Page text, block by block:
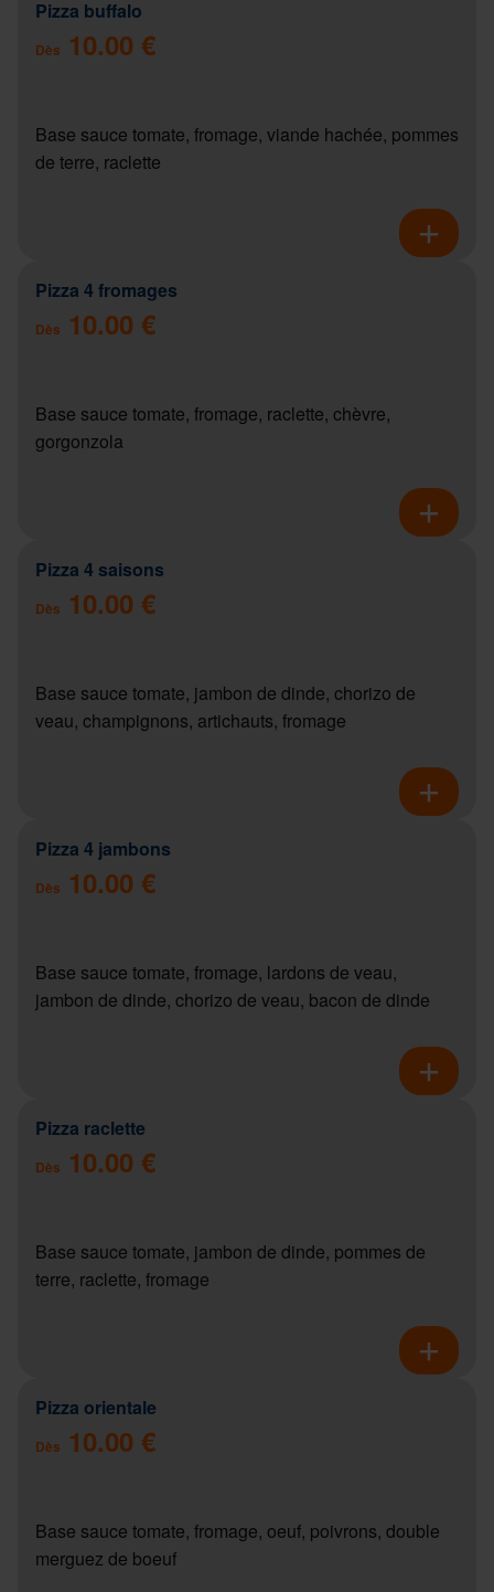
Pizza buffalo
Dès 10.00 €
Base sauce tomate, fromage, viande hachée, pommes
de terre, raclette
Pizza 4 fromages
Dès 10.00 €
Base sauce tomate, fromage, raclette, chèvre,
gorgonzola
Pizza 4 saisons
Dès 10.00 €
Base sauce tomate, jambon de dinde, chorizo de
veau, champignons, artichauts, fromage
Pizza 4 jambons
Dès 10.00 €
Base sauce tomate, fromage, lardons de veau,
jambon de dinde, chorizo de veau, bacon de dinde
Pizza raclette
Dès 10.00 €
Base sauce tomate, jambon de dinde, pommes de
terre, raclette, fromage
Pizza orientale
Dès 10.00 €
Base sauce tomate, fromage, oeuf, poivrons, double
merguez de boeuf